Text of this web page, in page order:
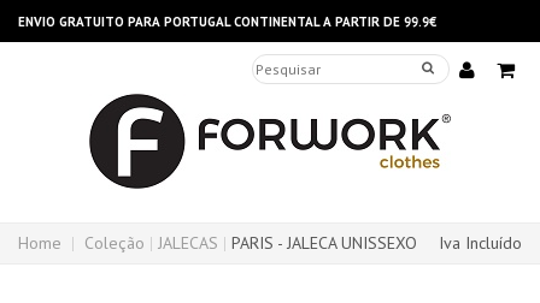
ENVIO GRATUITO PARA PORTUGAL CONTINENTAL A PARTIR DE 99.9€
Home Coleção JALECAS PARIS - JALECA UNISSEXO Iva Incluído